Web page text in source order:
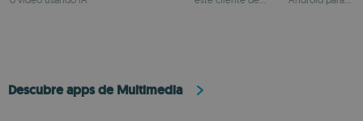
Descubre apps de Multimedia